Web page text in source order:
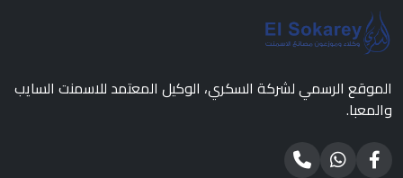
الموقع الرسمي لشركة السكري، الوكيل المعتمد للاسمنت السايب
والمعبا.